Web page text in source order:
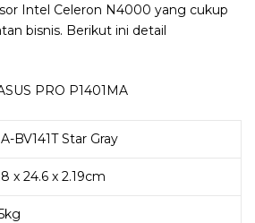
Intel Celeron N4000 yang cukup
bisnis. Berikut ini detail
BV141T Star Gray
x 24.6 x 2.19cm